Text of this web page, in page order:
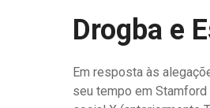
Drogba e
Em resposta às
seu tempo em